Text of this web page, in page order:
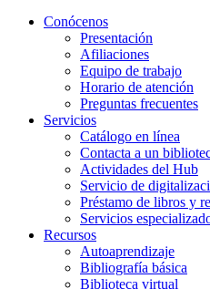
Conócenos
Presentación
Afiliaciones
Equipo de trabajo
Horario de atención
Preguntas frecuentes
Servicios
Catálogo en línea
Contacta a un
Actividades del Hub
Servicio de
Préstamo de libros y
Servicios
Recursos
Autoaprendizaje
Bibliografía básica
Biblioteca virtual